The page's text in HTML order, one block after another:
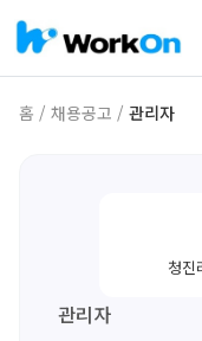
홈 / 채용공고 / 관리자
청
관리자